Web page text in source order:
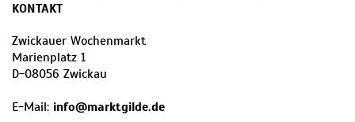
KONTAKT
Zwickauer Wochenmarkt
Marienplatz 1
D-08056 Zwickau
E-Mail: info@marktgilde.de